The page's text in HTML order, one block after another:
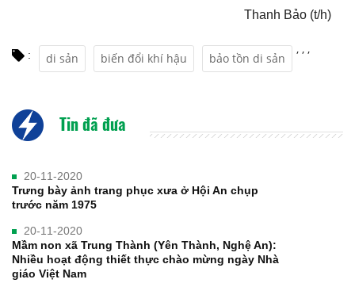
Thanh Bảo (t/h)
: di sản
,
biến đổi khí hậu
,
bảo tồn di sản
,
Tin đã đưa
20-11-2020
Trưng bày ảnh trang phục xưa ở Hội An chụp
trước năm 1975
20-11-2020
Mầm non xã Trung Thành (Yên Thành, Nghệ An):
Nhiều hoạt động thiết thực chào mừng ngày Nhà
giáo Việt Nam